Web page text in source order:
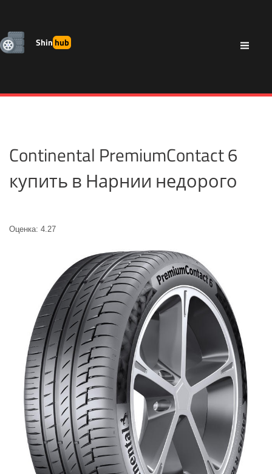
Shinhub
Continental PremiumContact 6
купить в Нарнии недорого
Оценка: 4.27